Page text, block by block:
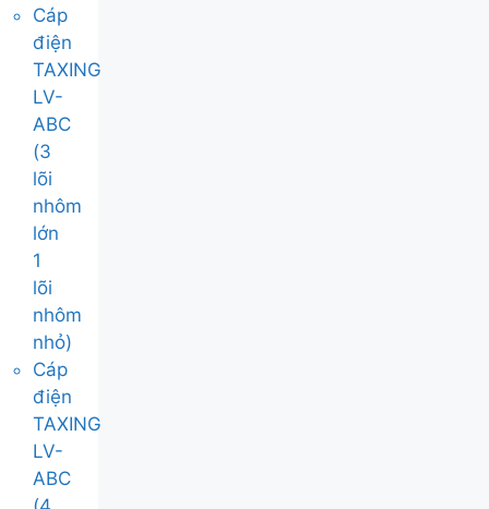
Cáp
điện
TAXING
LV-
ABC
(3
lõi
nhôm
lớn
1
lõi
nhôm
nhỏ)
Cáp
điện
TAXING
LV-
ABC